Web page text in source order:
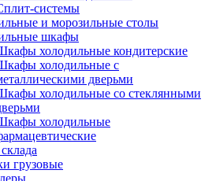
системы
и морозильные столы
шкафы
холодильные кондитерские
холодильные с
дверьми
холодильные со стеклянными
холодильные
грузовые